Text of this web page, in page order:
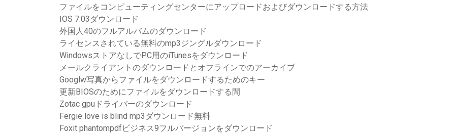
ファイルをコンピューティングセンターにアップロードおよびダウンロードする方法
IOS 7.03ダウンロード
外国人40のフルアルバムのダウンロード
ライセンスされている無料のmp3ジングルダウンロード
WindowsストアなしでPC用のiTunesをダウンロード
メールクライアントのダウンロードとオフラインでのアーカイブ
Googlw写真からファイルをダウンロードするためのキー
更新BIOSのためにファイルをダウンロードする間
Zotac gpuドライバーのダウンロード
Fergie love is blind mp3ダウンロード無料
Foxit phantompdfビジネス9フルバージョンをダウンロード